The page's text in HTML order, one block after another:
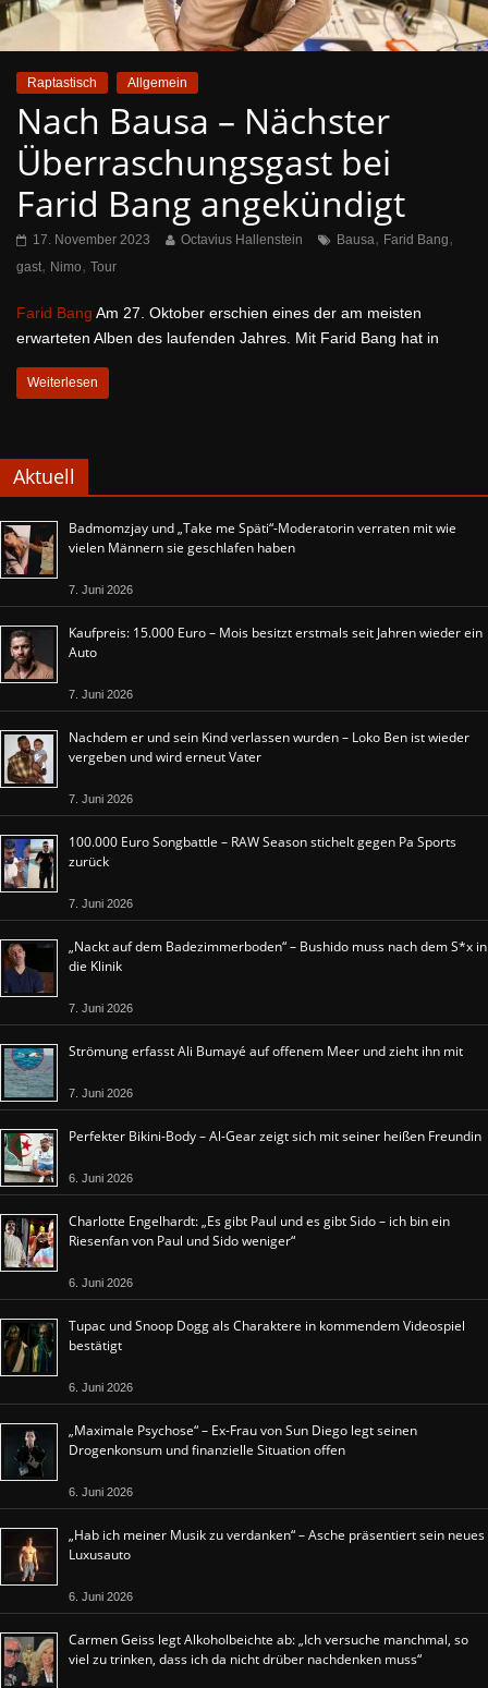
Raptastisch Allgemein
Nach Bausa – Nächster
Überraschungsgast bei
Farid Bang angekündigt
17. November 2023 Octavius Hallenstein Bausa, Farid Bang,
gast, Nimo, Tour
Farid Bang Am 27. Oktober erschien eines der am meisten
erwarteten Alben des laufenden Jahres. Mit Farid Bang hat in
Weiterlesen
Aktuell
Badmomzjay und „Take me Späti“-Moderatorin verraten mit wie
vielen Männern sie geschlafen haben
7. Juni 2026
Kaufpreis: 15.000 Euro – Mois besitzt erstmals seit Jahren wieder ein
Auto
7. Juni 2026
Nachdem er und sein Kind verlassen wurden – Loko Ben ist wieder
vergeben und wird erneut Vater
7. Juni 2026
100.000 Euro Songbattle – RAW Season stichelt gegen Pa Sports
zurück
7. Juni 2026
„Nackt auf dem Badezimmerboden“ – Bushido muss nach dem S*x in
die Klinik
7. Juni 2026
Strömung erfasst Ali Bumayé auf offenem Meer und zieht ihn mit
7. Juni 2026
Perfekter Bikini-Body – Al-Gear zeigt sich mit seiner heißen Freundin
6. Juni 2026
Charlotte Engelhardt: „Es gibt Paul und es gibt Sido – ich bin ein
Riesenfan von Paul und Sido weniger“
6. Juni 2026
Tupac und Snoop Dogg als Charaktere in kommendem Videospiel
bestätigt
6. Juni 2026
„Maximale Psychose“ – Ex-Frau von Sun Diego legt seinen
Drogenkonsum und finanzielle Situation offen
6. Juni 2026
„Hab ich meiner Musik zu verdanken“ – Asche präsentiert sein neues
Luxusauto
6. Juni 2026
Carmen Geiss legt Alkoholbeichte ab: „Ich versuche manchmal, so
viel zu trinken, dass ich da nicht drüber nachdenken muss“